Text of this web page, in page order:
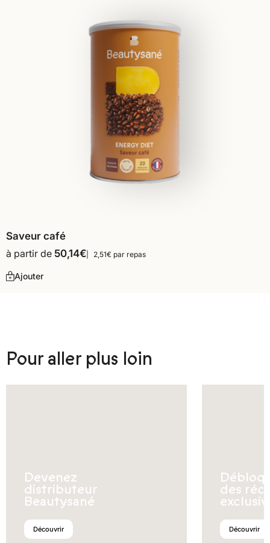
Saveur café
à partir de 50,14€ 2,51€ par repas
Ajouter
Pour aller plus loin
Devenez
distributeur
Beautysané
Découvrir
des
Découvrir